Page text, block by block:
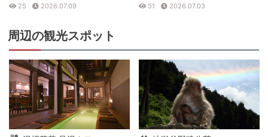
25
2026.07.09
51
2026.07.03
周辺の観光スポット